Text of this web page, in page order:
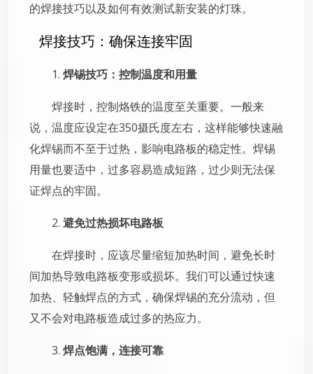
的焊接技巧以及如何有效测试新安装的灯珠。
焊接技巧：确保连接牢固
1. 焊锡技巧：控制温度和用量
焊接时，控制烙铁的温度至关重要。一般来
说，温度应设定在350摄氏度左右，这样能够快速融
化焊锡而不至于过热，影响电路板的稳定性。焊锡
用量也要适中，过多容易造成短路，过少则无法保
证焊点的牢固。
2. 避免过热损坏电路板
在焊接时，应该尽量缩短加热时间，避免长时
间加热导致电路板变形或损坏。我们可以通过快速
加热、轻触焊点的方式，确保焊锡的充分流动，但
又不会对电路板造成过多的热应力。
3. 焊点饱满，连接可靠